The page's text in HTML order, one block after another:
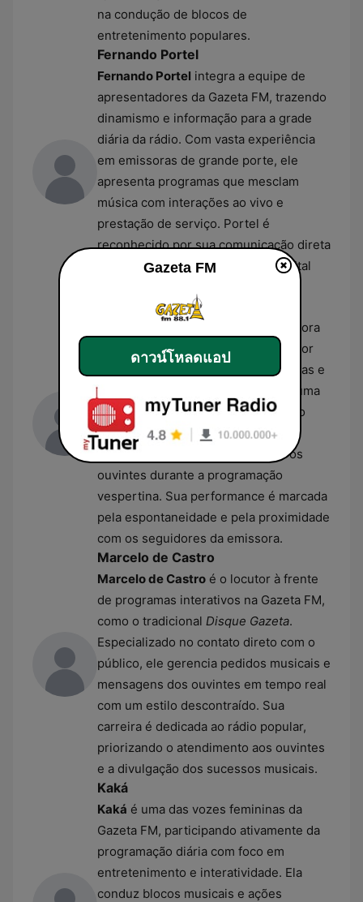
na condução de blocos de
entretenimento populares.
Fernando Portel
Fernando Portel integra a equipe de
apresentadores da Gazeta FM, trazendo
dinamismo e informação para a grade
diária da rádio. Com vasta experiência
em emissoras de grande porte, ele
apresenta programas que mesclam
música com interações ao vivo e
prestação de serviço. Portel é
reconhecido por sua comunicação direta
e enérgica com a audiência da capital
Renata Rossi
atua como comunicadora
na Gazeta FM, sendo responsável por
programas que unem música, notícias e
o universo das celebridades. Com uma
trajetória profissional que abrange o
rádio e a televisão, ela utiliza uma
linguagem moderna para engajar os
ouvintes durante a programação
vespertina. Sua performance é marcada
pela espontaneidade e pela proximidade
com os seguidores da emissora.
Marcelo de Castro
Marcelo de Castro é o locutor à frente
de programas interativos na Gazeta FM,
como o tradicional Disque Gazeta.
Especializado no contato direto com o
público, ele gerencia pedidos musicais e
mensagens dos ouvintes em tempo real
com um estilo descontraído. Sua
carreira é dedicada ao rádio popular,
priorizando o atendimento aos ouvintes
e a divulgação dos sucessos musicais.
Kaká
Kaká é uma das vozes femininas da
Gazeta FM, participando ativamente da
programação diária com foco em
entretenimento e interatividade. Ela
conduz blocos musicais e ações
Gazeta FM
ดาวน์โหลดแอป